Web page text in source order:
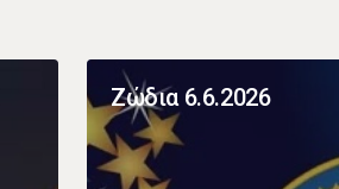
Ζώδια 6.6.2026